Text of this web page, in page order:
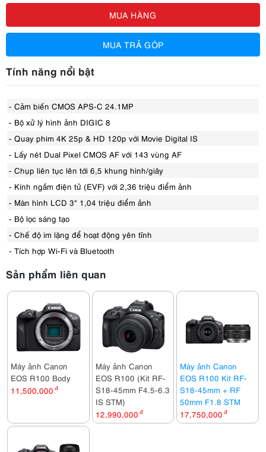
MUA HÀNG
MUA TRẢ GÓP
Tính năng nổi bật
- Cảm biến CMOS APS-C 24.1MP
- Bộ xử lý hình ảnh DIGIC 8
- Quay phim 4K 25p & HD 120p với Movie Digital IS
- Lấy nét Dual Pixel CMOS AF với 143 vùng AF
- Chụp liên tục lên tới 6,5 khung hình/giây
- Kính ngắm điện tử (EVF) với 2,36 triệu điểm ảnh
- Màn hình LCD 3" 1,04 triệu điểm ảnh
- Bộ lọc sáng tạo
- Chế độ im lặng để hoạt động yên tĩnh
- Tích hợp Wi-Fi và Bluetooth
Sản phẩm liên quan
Máy ảnh Canon
EOS R100 Body
11,500,000 đ
Máy ảnh Canon
EOS R100 (Kit RF-
S18-45mm F4.5-6.3
IS STM)
12,990,000 đ
Máy ảnh Canon
EOS R100 Kit RF-
S18-45mm + RF
50mm F1.8 STM
17,750,000 đ